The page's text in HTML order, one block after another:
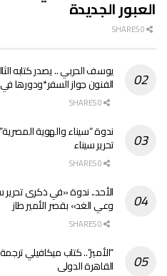
العبور الجديدة
يوسف الحربي .. يصدر كتابه
الفنون جواز السفر*ودورها
ندوة “سيناء والهوية
تحرير سيناء
الأحد.. ندوة «في ذكرى تحرير
وعي الغد» بقصر الأمير طاز
“الأمير”.. كتاب ميكافيلي
القاهرة الدولى